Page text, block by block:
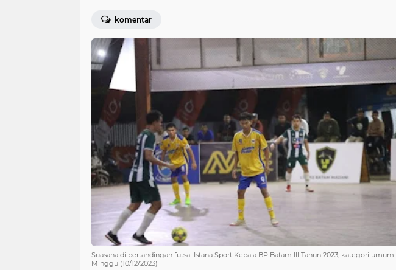
komentar
Suasana di pertandingan futsal Istana Sport Kepala BP Batam III Tahun 2023, kategori umum.
Minggu (10/12/2023)